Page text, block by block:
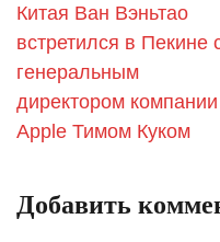
Китая Ван Вэньтао
встретился в Пекине
генеральным
директором компании
Apple Тимом Куком
Добавить